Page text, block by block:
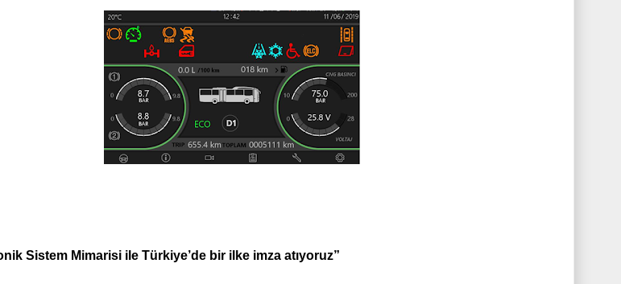
Sistem Mimarisi ile Türkiye’de bir ilke imza atıyoruz”